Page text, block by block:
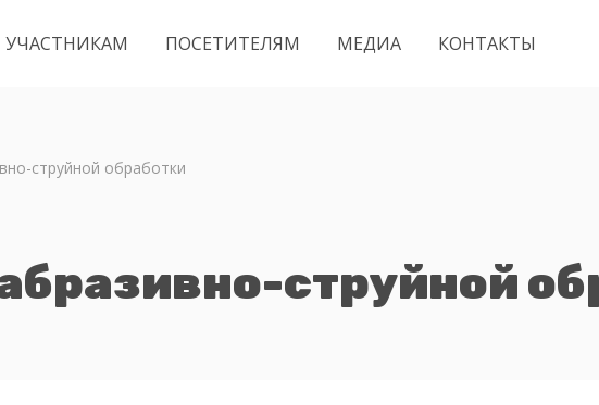
УЧАСТНИКАМ ПОСЕТИТЕЛЯМ МЕДИА КОНТАКТЫ
струйной обработки
струйной